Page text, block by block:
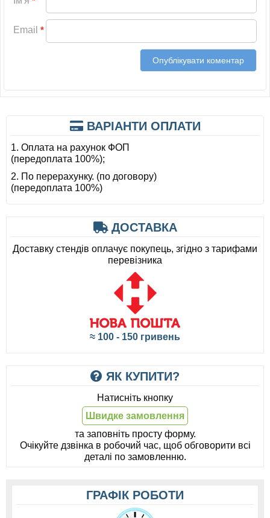
Email *
ВАРІАНТИ ОПЛАТИ
1. Оплата на рахунок ФОП
(передоплата 100%);
2. По перерахунку. (по договору)
(передоплата 100%)
ДОСТАВКА
Доставку стендів оплачує покупець, згідно з тарифами
перевізника
≈ 100 - 150 гривень
ЯК КУПИТИ?
Натисніть кнопку
Швидке замовлення
та заповніть просту форму.
Очікуйте дзвінка в робочий час, щоб обговорити всі
деталі по замовленню.
ГРАФІК РОБОТИ